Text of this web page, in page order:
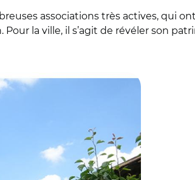
associations très actives, qui
la ville, il s’agit de révéler son